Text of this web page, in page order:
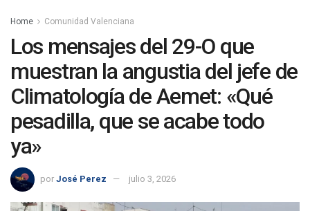
Home Comunidad Valenciana
Los mensajes del 29-O que
muestran la angustia del jefe de
Climatología de Aemet: «Qué
pesadilla, que se acabe todo
ya»
por José Perez julio 3, 2026